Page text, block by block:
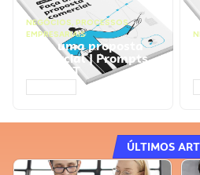
NEGÓCIOS, PROCESSOS
EMPRESARIAIS
Faça uma proposta
comercial | Prompts
ChatGPT
ÚLTIMOS